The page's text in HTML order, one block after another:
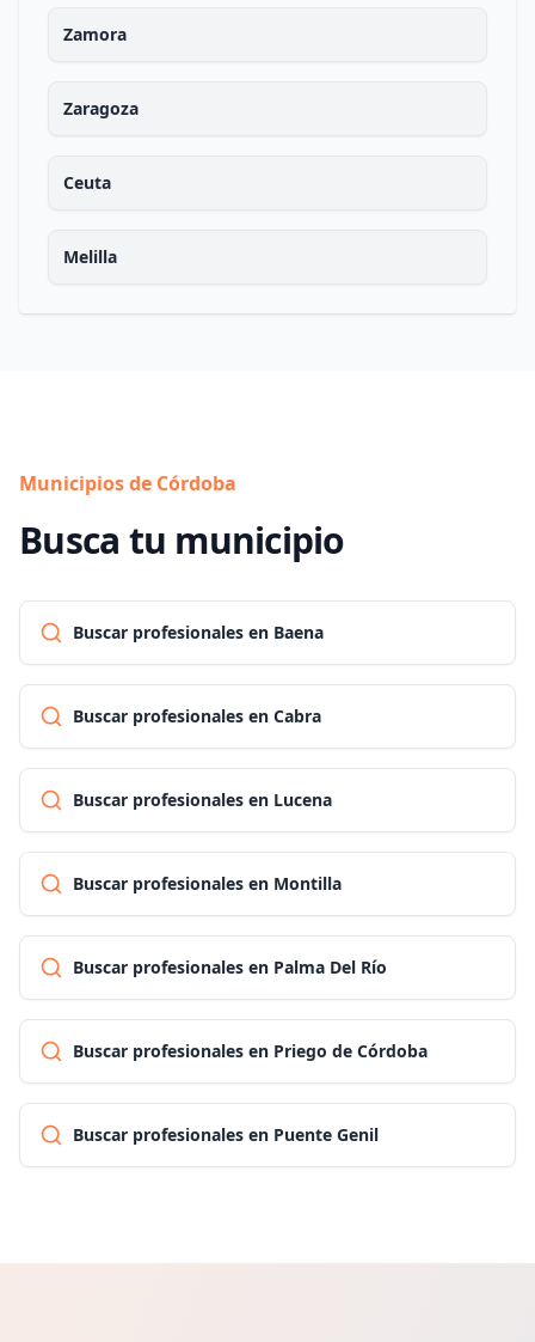
Zamora
Zaragoza
Ceuta
Melilla
Municipios de Córdoba
Busca tu municipio
Buscar profesionales en Baena
Buscar profesionales en Cabra
Buscar profesionales en Lucena
Buscar profesionales en Montilla
Buscar profesionales en Palma Del Río
Buscar profesionales en Priego de Córdoba
Buscar profesionales en Puente Genil